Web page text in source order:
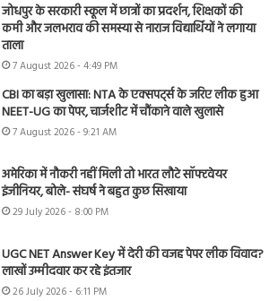
जोधपुर के सरकारी स्कूल में छात्रों का प्रदर्शन, शिक्षकों की
कमी और जलभराव की समस्या से नाराज विद्यार्थियों ने लगाया
ताला
7 August 2026 - 4:49 PM
CBI का बड़ा खुलासा: NTA के एक्सपर्ट्स के जरिए लीक हुआ
NEET-UG का पेपर, चार्जशीट में चौंकाने वाले खुलासे
7 August 2026 - 9:21 AM
अमेरिका में नौकरी नहीं मिली तो भारत लौटे सॉफ्टवेयर
इंजीनियर, बोले- संघर्ष ने बहुत कुछ सिखाया
29 July 2026 - 8:00 PM
UGC NET Answer Key में देरी की वजह पेपर लीक विवाद?
लाखों उम्मीदवार कर रहे इंतजार
26 July 2026 - 6:11 PM